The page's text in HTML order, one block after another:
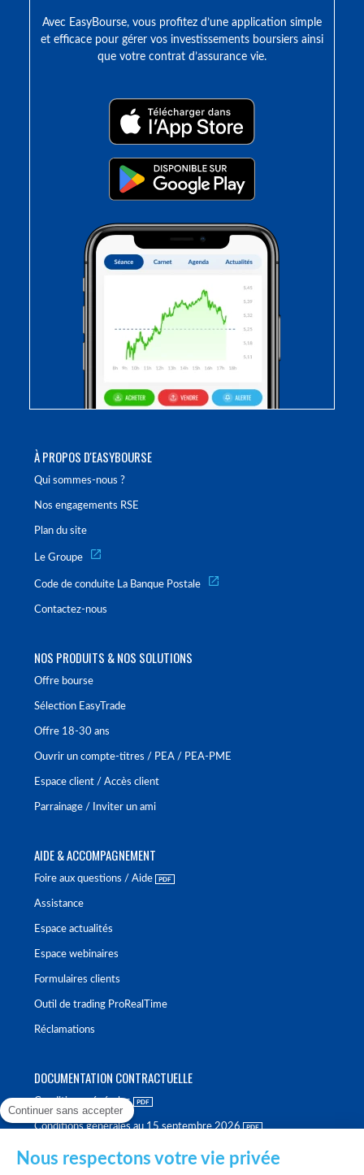
À PROPOS D'EASYBOURSE
Qui sommes-nous ?
Nos engagements RSE
Plan du site
Le Groupe
Code de conduite La Banque Postale
Contactez-nous
NOS PRODUITS & NOS SOLUTIONS
Offre bourse
Sélection EasyTrade
Offre 18-30 ans
Ouvrir un compte-titres / PEA / PEA-PME
Espace client / Accès client
Parrainage / Inviter un ami
AIDE & ACCOMPAGNEMENT
Foire aux questions / Aide
Assistance
Espace actualités
Espace webinaires
Formulaires clients
Outil de trading ProRealTime
Réclamations
DOCUMENTATION CONTRACTUELLE
Conditions générales
Conditions générales au 15 septembre 2026
Avec EasyBourse, vous profitez d’une application simple
et efficace pour gérer vos investissements boursiers ainsi
que votre contrat d’assurance vie.
Continuer sans accepter
Nous respectons votre vie privée